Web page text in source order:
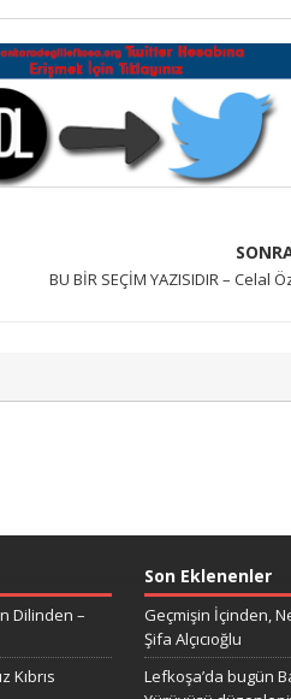
BU BİR SEÇİM YAZISIDIR – Celal
Dilinden –
Kıbrıs
Son Eklenenler
Geçmişin İçinden,
Şifa Alçıcıoğlu
Lefkoşa’da bugün